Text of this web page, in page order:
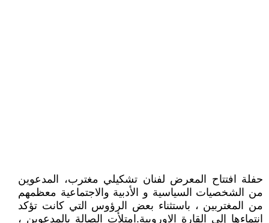
حفلة افتتاح المعرض لفنان تشكيلي مغترب، المدعوين
من الشخصيات السياسية و الأدبية والاجتماعية معظمهم
من المغتربين ، باستثناء بعض الرؤوس التي كانت تؤكد
انتماءها إلى القارة الاوروبية.امتلأت الصالة بالمدعوين ،